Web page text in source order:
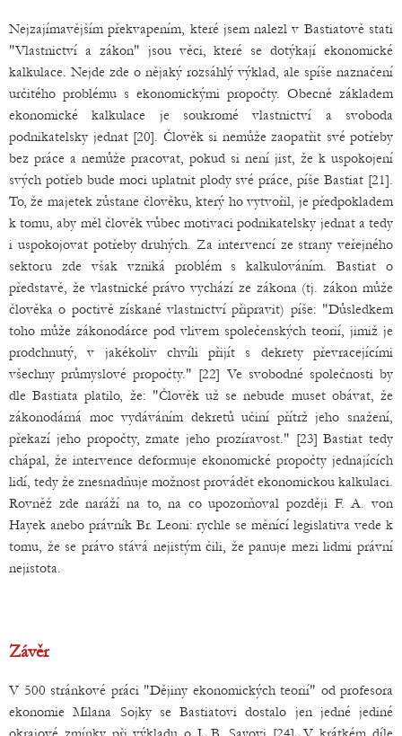
Nejzajímavějším překvapením, které jsem nalezl v Bastiatově stati
"Vlastnictví a zákon" jsou věci, které se dotýkají ekonomické
kalkulace. Nejde zde o nějaký rozsáhlý výklad, ale spíše naznačení
určitého problému s ekonomickými propočty. Obecně základem
ekonomické kalkulace je soukromé vlastnictví a svoboda
podnikatelsky jednat [20]. Člověk si nemůže zaopatřit své potřeby
bez práce a nemůže pracovat, pokud si není jist, že k uspokojení
svých potřeb bude moci uplatnit plody své práce, píše Bastiat [21].
To, že majetek zůstane člověku, který ho vytvořil, je předpokladem
k tomu, aby měl člověk vůbec motivaci podnikatelsky jednat a tedy
i uspokojovat potřeby druhých. Za intervencí ze strany veřejného
sektoru zde však vzniká problém s kalkulováním. Bastiat o
představě, že vlastnické právo vychází ze zákona (tj. zákon může
člověka o poctivě získané vlastnictví připravit) píše: "Důsledkem
toho může zákonodárce pod vlivem společenských teorií, jimiž je
prodchnutý, v jakékoliv chvíli přijít s dekrety převracejícími
všechny průmyslové propočty." [22] Ve svobodné společnosti by
dle Bastiata platilo, že: "Člověk už se nebude muset obávat, že
zákonodárná moc vydáváním dekretů učiní přítrž jeho snažení,
překazí jeho propočty, zmate jeho prozíravost." [23] Bastiat tedy
chápal, že intervence deformuje ekonomické propočty jednajících
lidí, tedy že znesnadňuje možnost provádět ekonomickou kalkulaci.
Rovněž zde naráží na to, na co upozorňoval později F. A. von
Hayek anebo právník Br. Leoni: rychle se měnící legislativa vede k
tomu, že se právo stává nejistým čili, že panuje mezi lidmi právní
nejistota.
Závěr
V 500 stránkové práci "Dějiny ekonomických teorií" od profesora
ekonomie Milana Sojky se Bastiatovi dostalo jen jedné jediné